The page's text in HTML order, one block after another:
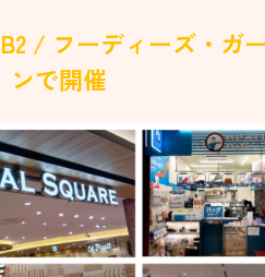
/ フーディーズ・ガ
ンで開催